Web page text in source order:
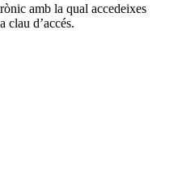
amb la qual accedeixes
clau d’accés.